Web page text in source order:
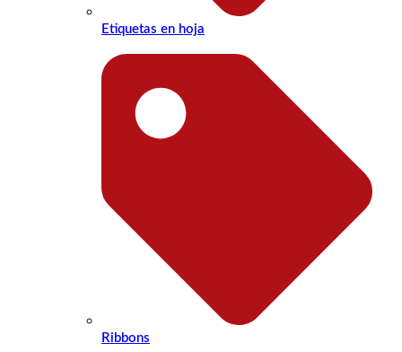
Etiquetas en hoja
Ribbons